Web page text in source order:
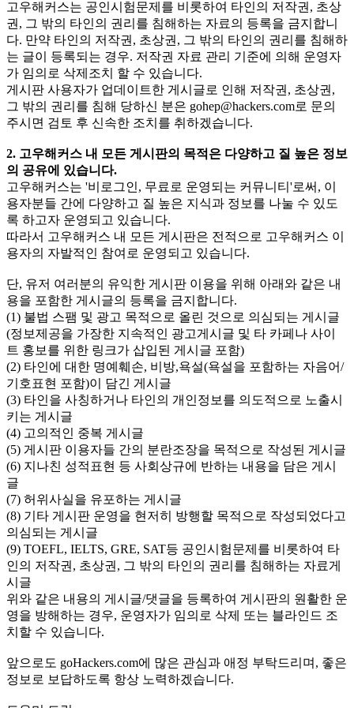
고우해커스는 공인시험문제를 비롯하여 타인의 저작권, 초상
권, 그 밖의 타인의 권리를 침해하는 자료의 등록을 금지합니
다. 만약 타인의 저작권, 초상권, 그 밖의 타인의 권리를 침해하
는 글이 등록되는 경우. 저작권 자료 관리 기준에 의해 운영자
가 임의로 삭제조치 할 수 있습니다.
게시판 사용자가 업데이트한 게시글로 인해 저작권, 초상권,
그 밖의 권리를 침해 당하신 분은 gohep@hackers.com로 문의
주시면 검토 후 신속한 조치를 취하겠습니다.
2. 고우해커스 내 모든 게시판의 목적은 다양하고 질 높은 정보
의 공유에 있습니다.
고우해커스는 '비로그인, 무료로 운영되는 커뮤니티'로써, 이
용자분들 간에 다양하고 질 높은 지식과 정보를 나눌 수 있도
록 하고자 운영되고 있습니다.
따라서 고우해커스 내 모든 게시판은 전적으로 고우해커스 이
용자의 자발적인 참여로 운영되고 있습니다.
단, 유저 여러분의 유익한 게시판 이용을 위해 아래와 같은 내
용을 포함한 게시글의 등록을 금지합니다.
(1) 불법 스팸 및 광고 목적으로 올린 것으로 의심되는 게시글
(정보제공을 가장한 지속적인 광고게시글 및 타 카페나 사이
트 홍보를 위한 링크가 삽입된 게시글 포함)
(2) 타인에 대한 명예훼손, 비방,욕설(욕설을 포함하는 자음어/
기호표현 포함)이 담긴 게시글
(3) 타인을 사칭하거나 타인의 개인정보를 의도적으로 노출시
키는 게시글
(4) 고의적인 중복 게시글
(5) 게시판 이용자들 간의 분란조장을 목적으로 작성된 게시글
(6) 지나친 성적표현 등 사회상규에 반하는 내용을 담은 게시
글
(7) 허위사실을 유포하는 게시글
(8) 기타 게시판 운영을 현저히 방행할 목적으로 작성되었다고
의심되는 게시글
(9) TOEFL, IELTS, GRE, SAT등 공인시험문제를 비롯하여 타
인의 저작권, 초상권, 그 밖의 타인의 권리를 침해하는 자료게
시글
위와 같은 내용의 게시글/댓글을 등록하여 게시판의 원활한 운
영을 방해하는 경우, 운영자가 임의로 삭제 또는 블라인드 조
치할 수 있습니다.
앞으로도 goHackers.com에 많은 관심과 애정 부탁드리며, 좋은
정보로 보답하도록 항상 노력하겠습니다.